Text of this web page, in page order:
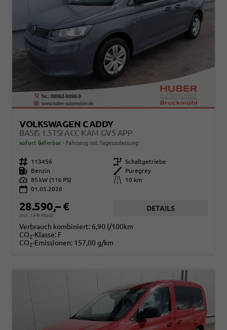
VOLKSWAGEN CADDY
BASIS 1.5TSI ACC KAM GV5 APP
sofort lieferbar Fahrzeug mit Tageszulassung
Fahrzeugnr. 113456 Getriebe Schaltgetriebe
Kraftstoff
Benzin Außenfarbe
Puregrey
Leistung 85 kW (116 PS) Kilometerstand
10 km
01.05.2026
28.590,– €
incl. 19% MwSt.
DETAILS
Verbrauch kombiniert: 6,90 l/100km
CO2-Klasse: F
CO2-Emissionen: 157,00 g/km